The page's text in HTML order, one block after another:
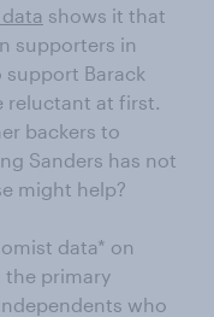
shows it that
supporters in
Barack
reluctant at first.
backers to
Sanders has not
might help?
data* on
the primary
who